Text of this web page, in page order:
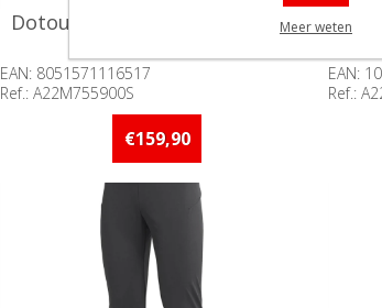
Dotout Bibtight Randonee 900
EAN: 8051571116517
Ref.: A22M755900S
Beschikbaarheid:: Minder dan 5 stuks
€159,90
EAN:
Ref.:
Meer weten